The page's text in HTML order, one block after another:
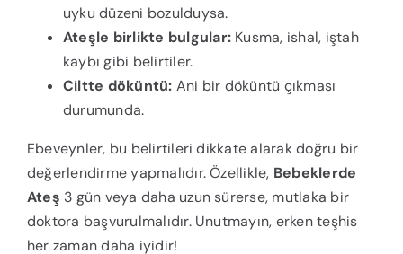
uyku düzeni bozulduysa.
Ateşle birlikte bulgular:Kusma, ishal, iştah
kaybı gibi belirtiler.
Ciltte döküntü: Ani bir döküntü çıkması
durumunda.
Ebeveynler, bu belirtileri dikkate alarak doğru bir
değerlendirme yapmalıdır. Özellikle, Bebeklerde
Ateş 3 gün veya daha uzun sürerse, mutlaka bir
doktora başvurulmalıdır. Unutmayın, erken teşhis
her zaman daha iyidir!